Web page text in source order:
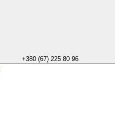
+380 (67) 225 80 96